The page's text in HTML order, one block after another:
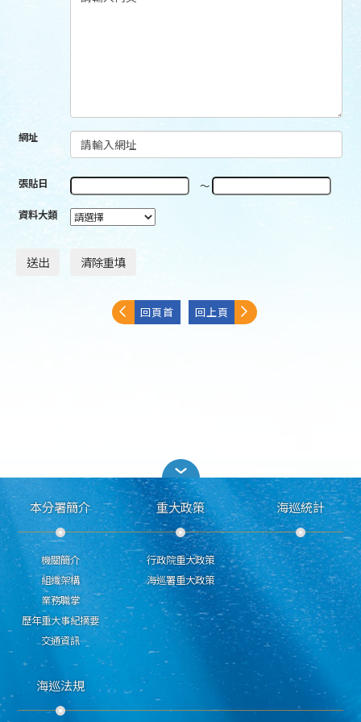
網址
張貼日
～
資料大類
回頁首 回上頁
本分署簡介
機關簡介
組織架構
業務職掌
歷年重大事紀摘要
交通資訊
重大政策
行政院重大政策
海巡署重大政策
海巡統計
海巡法規